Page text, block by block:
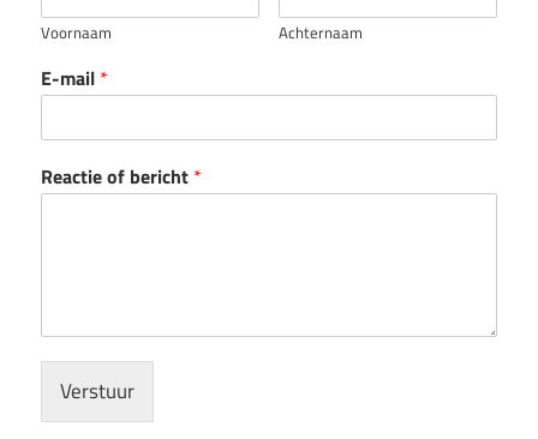
Voornaam Achternaam
E-mail *
Reactie of bericht *
Verstuur